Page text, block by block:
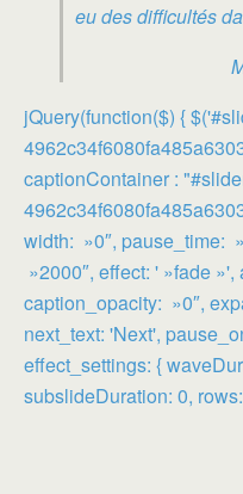
eu des difficultés
jQuery(function($) {
captionContainer :
width: »0″, pause_time:
»2000″, effect: ' »fade
caption_opacity: »0″,
next_text: 'Next',
effect_settings: {
subslideDuration: 0,